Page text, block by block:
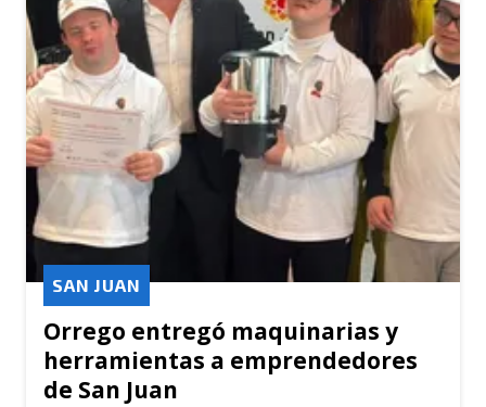
Orrego entregó maquinarias y
herramientas a emprendedores
de San Juan
SAN JUAN